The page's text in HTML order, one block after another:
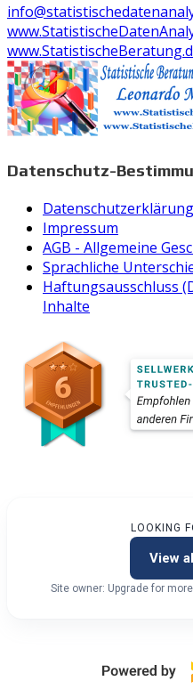
Datenschutz-
Datenschutzerklärung
Impressum
AGB - Allgemeine
Sprachliche
Haftungsausschluss
Inhalte
LOOKING
View
Site owner: Upgrade for